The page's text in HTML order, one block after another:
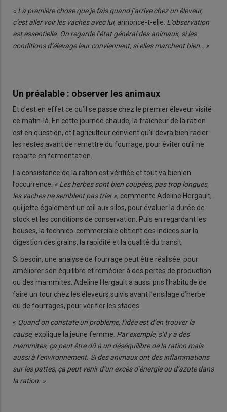
« La première chose que je fais quand j’arrive chez un éleveur,
c’est aller voir les vaches avec lui, annonce-t-elle. L’observation
est essentielle. On regarde l’état général des animaux, si les
conditions d’élevage leur conviennent, si elles marchent bien… »
Un préalable : observer les animaux
Et c’est en effet ce qu’il se passe chez le premier éleveur visité
ce matin-là. En cette journée chaude, la fraîcheur de la ration
est en question, et l’agriculteur convient qu’il devra bien racler
les restes avant de remettre du fourrage, pour éviter qu’il ne
reparte en fermentation.
La consistance de la ration est vérifiée et tout va bien en
l’occurrence. « Les herbes sont bien coupées, pas trop longues,
les vaches ne semblent pas trier », commente Adeline Hergault,
qui jette également un œil aux silos, pour évaluer la durée de
stock et les conditions de conservation. Puis en regardant les
bouses, la technico-commerciale obtient des indices sur la
digestion des grains, la rapidité et la qualité du transit.
Si besoin, une analyse de fourrage peut être réalisée, pour
améliorer son équilibre et remédier à des pertes de production
ou des mammites. Adeline Hergault a aussi pris l’habitude de
faire un tour chez les éleveurs suivis avant l’ensilage d’herbe
ou de fourrages, pour vérifier les stades.
« Quand on constate un problème, l’idée est d’en trouver la
cause, explique la jeune femme. Par exemple, s’il y a des
mammites, ça peut être dû à un déséquilibre de la ration mais
aussi à l’environnement. Si des animaux ont des inflammations
sur les pattes, ça peut venir d’un excès d’énergie ou d’azote dans
la ration. »